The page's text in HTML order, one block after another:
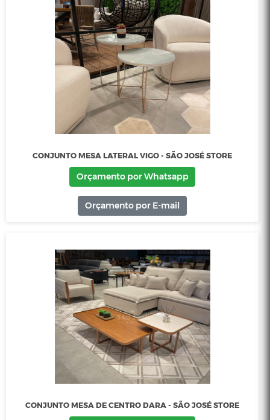
CONJUNTO APARADOR FLORA E ESPELHO FLOWER -
JOSÉ STORE
Orçamento por Whatsapp
Orçamento por E-mail
CONJUNTO MESA LATERAL VIGO - SÃO JOSÉ STORE
Orçamento por Whatsapp